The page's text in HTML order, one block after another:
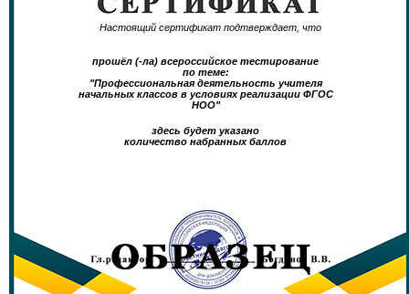
Настоящий сертификат подтверждает, что
прошёл (-ла) всероссийское тестирование
по теме:
"Профессиональная деятельность учителя
начальных классов в условиях реализации ФГОС
НОО"
здесь будет указано
количество набранных баллов